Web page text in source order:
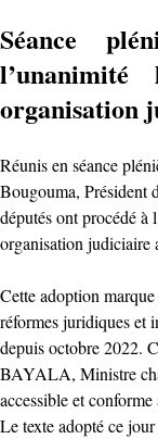
Séance
organisation
Réunis en séance
Bougouma, Président
députés ont procédé à
organisation judiciaire
Cette adoption
réformes juridiques et
depuis octobre 2022.
BAYALA, Ministre
accessible et
Le texte adopté ce